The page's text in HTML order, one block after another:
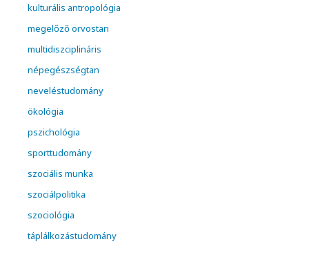
kulturális antropológia
megelőző orvostan
multidiszciplináris
népegészségtan
neveléstudomány
ökológia
pszichológia
sporttudomány
szociális munka
szociálpolitika
szociológia
táplálkozástudomány